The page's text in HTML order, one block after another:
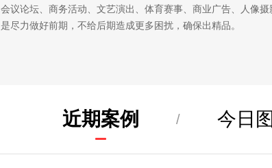
会议论坛、商务活动、文艺演出、体育赛事、商业广告、人像
是尽力做好前期，不给后期造成更多困扰，确保出精品。
近期案例 / 今日